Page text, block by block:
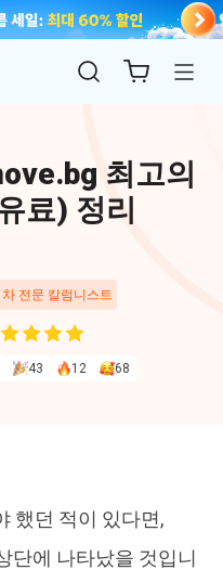
최고의
료) 정리
전문 칼럼니스트
43 12 68
했던 적이 있다면,
단에 나타났을 것입니